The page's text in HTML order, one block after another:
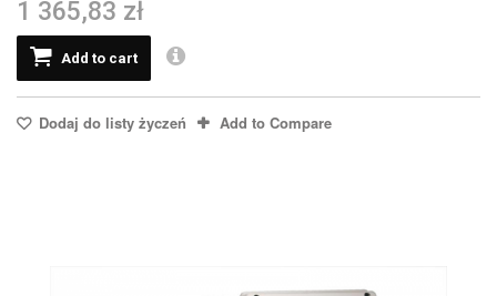
1 365,83 zł
Add to cart
Dodaj do listy życzeń Add to Compare